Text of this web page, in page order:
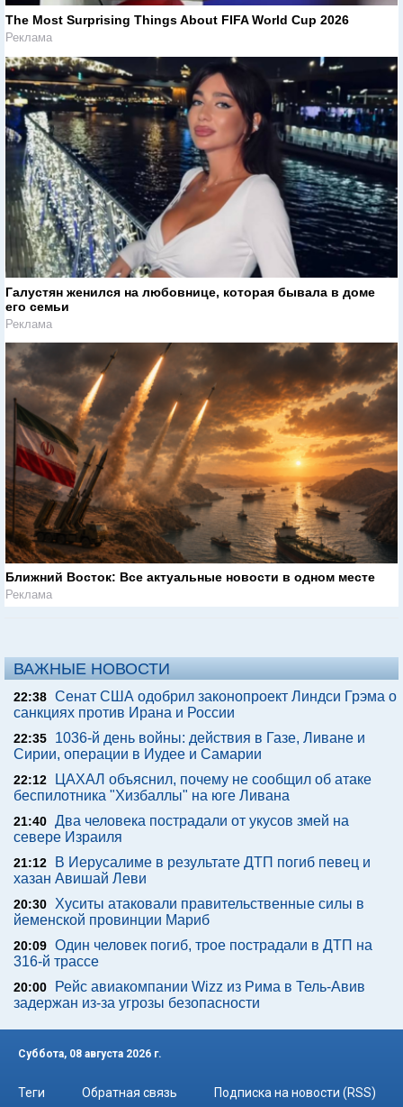
The Most Surprising Things About FIFA World Cup 2026
Реклама
Галустян женился на любовнице, которая бывала в доме
его семьи
Реклама
Ближний Восток: Все актуальные новости в одном месте
Реклама
ВАЖНЫЕ НОВОСТИ
22:38 Сенат США одобрил законопроект Линдси Грэма о
санкциях против Ирана и России
22:35
1036-й день войны: действия в Газе, Ливане и
Сирии, операции в Иудее и Самарии
22:12
ЦАХАЛ объяснил, почему не сообщил об атаке
беспилотника "Хизбаллы" на юге Ливана
21:40 Два человека пострадали от укусов змей на
севере Израиля
21:12
В Иерусалиме в результате ДТП погиб певец и
хазан Авишай Леви
20:30 Хуситы атаковали правительственные силы в
йеменской провинции Мариб
20:09 Один человек погиб, трое пострадали в ДТП на
316-й трассе
20:00
Рейс авиакомпании Wizz из Рима в Тель-Авив
задержан из-за угрозы безопасности
Суббота, 08 августа 2026 г.
Теги Обратная связь Подписка на новости (RSS)